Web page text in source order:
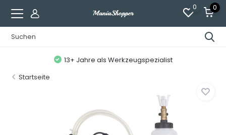
0 0
13+ Jahre als Werkzeugspezialist
Startseite